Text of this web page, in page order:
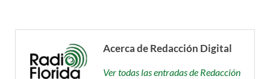
Acerca de Redacción Digital
Ver todas las entradas de Redacción